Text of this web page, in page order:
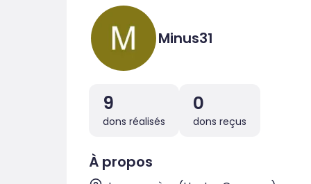
Minus31
9
dons réalisés
0
dons reçus
À propos